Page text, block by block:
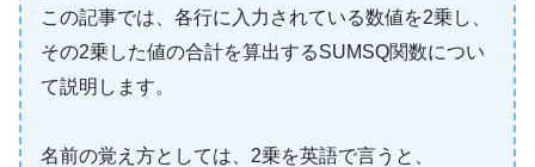
この記事では、各行に入力されている数値を2乗し、
その2乗した値の合計を算出するSUMSQ関数につい
て説明します。
名前の覚え方としては、2乗を英語で言うと、